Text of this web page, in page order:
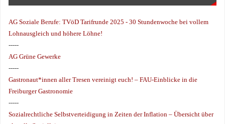
AG Soziale Berufe:TVöD Tarifrunde 2025 - 30 Stundenwoche bei vollem
Lohnausgleich und höhere Löhne!
-----
AG Grüne Gewerke
-----
Gastronaut*innen aller Tresen vereinigt euch! – FAU-Einblicke in die
Freiburger Gastronomie
-----
Sozialrechtliche Selbstverteidigung in Zeiten der Inflation – Übersicht über